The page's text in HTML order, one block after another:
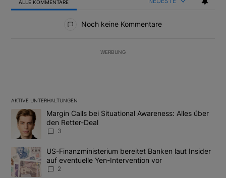
ALLE KOMMENTARE
Noch keine Kommentare
WERBUNG
AKTIVE UNTERHALTUNGEN
Das Folgende ist eine Liste der am meisten kommentierten
Ein Trendartikel mit dem Titel "Margin Calls bei Situational
Margin Calls bei Situational Awareness: Alles über
den Retter-Deal
3
Ein Trendartikel mit dem Titel "US-Finanzministerium bereitet
US-Finanzministerium bereitet Banken laut Insider
auf eventuelle Yen-Intervention vor
2